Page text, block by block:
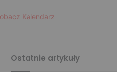
Kalendarz
Ostatnie artykuły